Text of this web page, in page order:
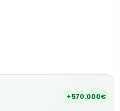
+570.000€